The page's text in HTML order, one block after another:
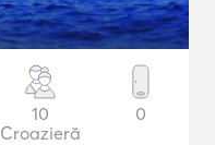
10
Croazieră
0